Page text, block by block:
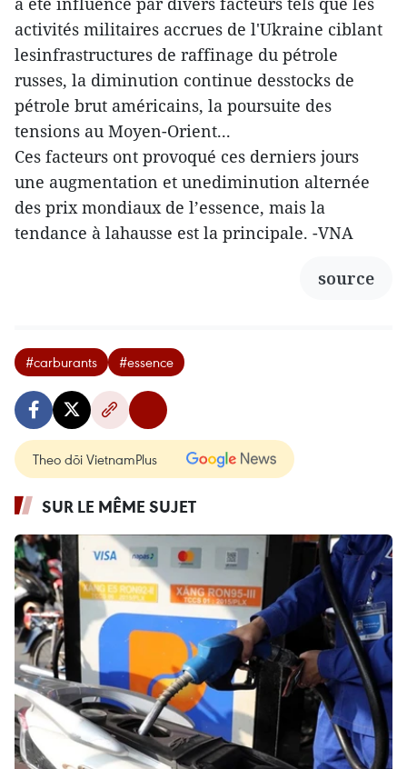
activités militaires accrues de l'Ukraine ciblant
lesinfrastructures de raffinage du pétrole
russes, la diminution continue desstocks de
pétrole brut américains, la poursuite des
tensions au Moyen-Orient...
Ces facteurs ont provoqué ces derniers jours
une augmentation et unediminution alternée
des prix mondiaux de l’essence, mais la
tendance à lahausse est la principale. -VNA
source
#carburants #essence
Theo dõi VietnamPlus
SUR LE MÊME SUJET